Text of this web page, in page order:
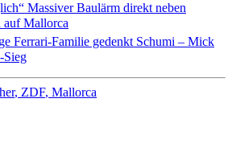
Massiver Baulärm direkt neben
auf Mallorca
Ferrari-Familie gedenkt Schumi – Mick
Sieg
ZDF Mallorca